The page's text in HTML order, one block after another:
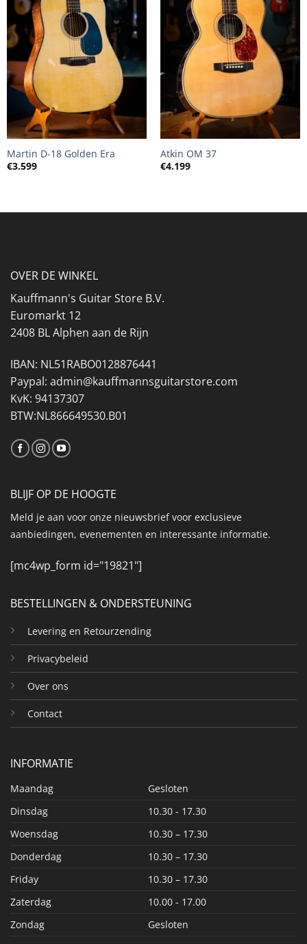
Martin D-18 Golden Era
€3.599
Atkin OM 37
€4.199
OVER DE WINKEL
Kauffmann's Guitar Store B.V.
Euromarkt 12
2408 BL Alphen aan de Rijn
IBAN: NL51RABO0128876441
Paypal: admin@kauffmannsguitarstore.com
KvK: 94137307
BTW:NL866649530.B01
BESTELLINGEN & ONDERSTEUNING
Levering en Retourzending
Privacybeleid
Over ons
Contact
INFORMATIE
Maandag
Gesloten
Dinsdag
10.30 - 17.30
Woensdag
10.30 – 17.30
Donderdag
10.30 – 17.30
Friday
10.30 – 17.30
Zaterdag
10.00 - 17.00
Zondag
Gesloten
BLIJF OP DE HOOGTE
Meld je aan voor onze nieuwsbrief voor exclusieve
aanbiedingen, evenementen en interessante informatie.
[mc4wp_form id="19821"]